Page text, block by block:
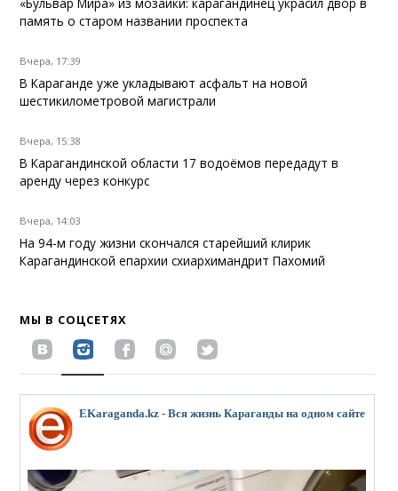
память о старом названии проспекта
Вчера, 17:39
В Караганде уже укладывают асфальт на новой
шестикилометровой магистрали
Вчера, 15:38
В Карагандинской области 17 водоёмов передадут в
аренду через конкурс
Вчера, 14:03
На 94-м году жизни скончался старейший клирик
Карагандинской епархии схиархимандрит Пахомий
МЫ В СОЦСЕТЯХ
EKaraganda.kz - Вся жизнь Караганды на одном сайте